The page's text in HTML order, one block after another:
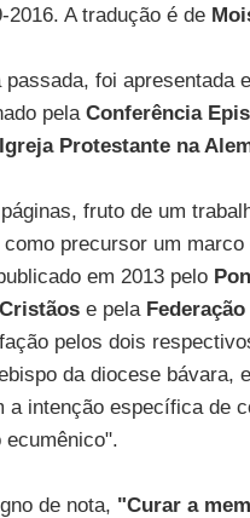
2016. A tradução é de
foi apresentada
pela Conferência
Protestante na
fruto de um
precursor um
em 2013 pelo
e pela
pelos dois
da diocese bávara,
a intenção específica de
ecumênico".
de nota, "Curar a